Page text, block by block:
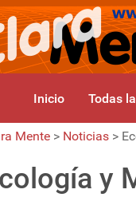
Inicio Todas
Mente > Noticias >
y